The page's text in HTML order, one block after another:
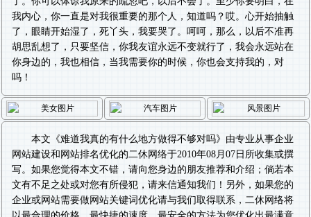
我内心，你一直是对我很重要的那个人，知道吗？哎。心开始抽触
了，眼睛开始湿了，死丫头，我要哭了。呵呵，那么，以后不准再
胡思乱想了，只要坚信，你我友谊永远不变就行了，我会永远站在
你身边的，我也相信，当我需要你的时候，你也会支持我的，对
吗！
本文《难道我真的有什么地方做得不够对吗》由专业从事企业
网站建设和 网站排名优化的二休网络于2010年08月07日所收集或撰
写。如果您觉得本文不错，请向您身边的朋友推荐和介绍；倘若本
文有不足之处或对您有所侵犯，请来信通知我们！另外，如果您的
企业或网站需要做网站关键词优化请与我们取得联系，二休网络将